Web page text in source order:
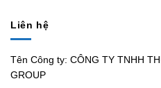
Liên hệ
Tên Công ty: CÔNG TY TNHH
GROUP